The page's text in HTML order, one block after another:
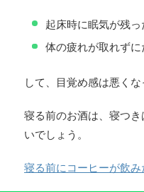
起床時に眠気が残っ
体の疲れが取れず
して、目覚め感は悪くな
寝る前のお酒は、寝つ
いでしょう。
寝る前にコーヒーが飲